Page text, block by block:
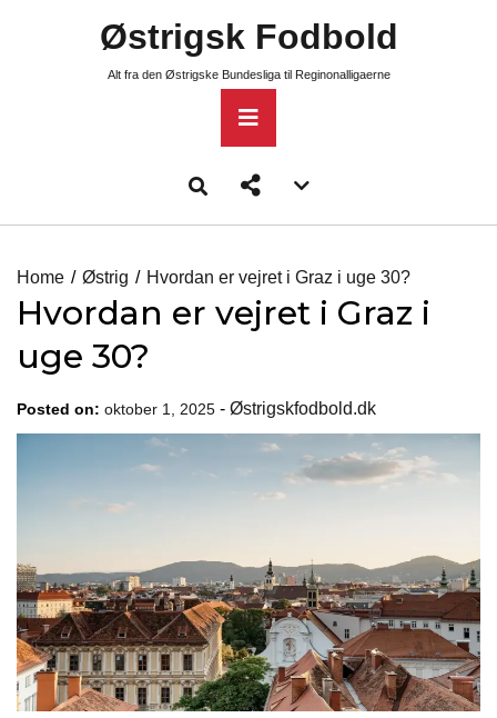
Østrigsk Fodbold
Alt fra den Østrigske Bundesliga til Reginonalligaerne
Primary
Menu
menu
Home
Østrig Hvordan er vejret i Graz i uge 30?
Hvordan er vejret i Graz i
uge 30?
Posted on: oktober 1, 2025 - Østrigskfodbold.dk